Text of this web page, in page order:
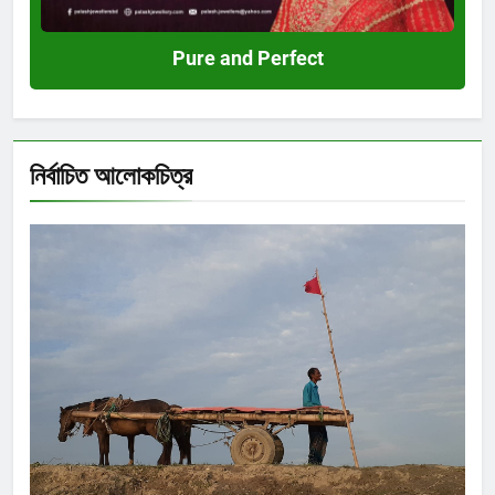
Pure and Perfect
নির্বাচিত আলোকচিত্র
দিব্যেন্দু দ্বীপ
Shahida Sultana